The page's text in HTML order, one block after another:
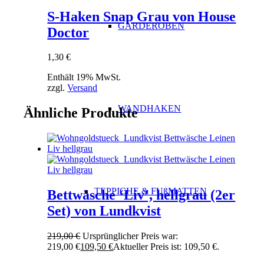
GARDEROBEN
WANDHAKEN
TEPPICHE & FUßMATTEN
S-Haken Snap Grau von House
Doctor
1,30€
Enthält 19% MwSt.
zzgl.Versand
Ähnliche Produkte
Bettwäsche ‘Liv’, hellgrau (2er
Set) von Lundkvist
219,00€ Ursprünglicher Preis war:
219,00 €109,50€Aktueller Preis ist: 109,50 €.